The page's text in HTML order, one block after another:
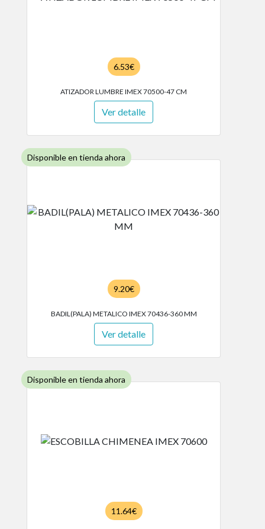
6.53€
ATIZADOR LUMBRE IMEX 70500-47 CM
Ver detalle
Disponible en tienda ahora
9.20€
BADIL(PALA) METALICO IMEX 70436-360 MM
Ver detalle
Disponible en tienda ahora
11.64€